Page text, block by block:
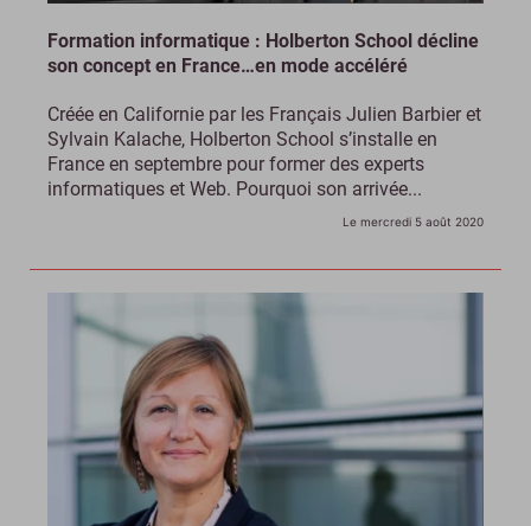
Formation informatique : Holberton School décline
son concept en France…en mode accéléré
Créée en Californie par les Français Julien Barbier et
Sylvain Kalache, Holberton School s’installe en
France en septembre pour former des experts
informatiques et Web. Pourquoi son arrivée...
Le mercredi 5 août 2020